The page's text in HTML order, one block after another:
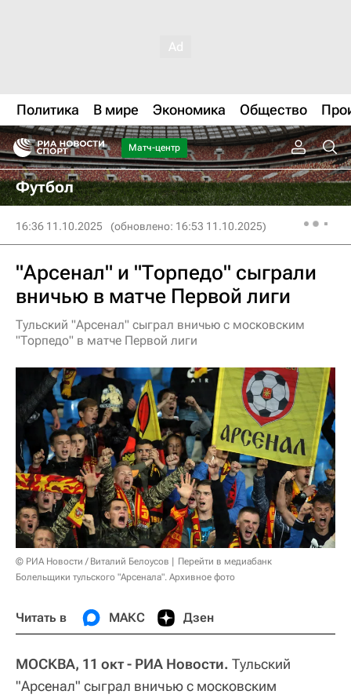
Политика В мире Экономика Общество
Матч-центр
Футбол
16:36 11.10.2025 (обновлено: 16:53 11.10.2025)
"Арсенал" и "Торпедо" сыграли
вничью в матче Первой лиги
Тульский "Арсенал" сыграл вничью с московским
"Торпедо" в матче Первой лиги
© РИА Новости / Виталий Белоусов
Перейти в медиабанк
Болельщики тульского "Арсенала". Архивное фото
Читать в МАКС Дзен
МОСКВА, 11 окт - РИА Новости. Тульский
"Арсенал" сыграл вничью с московским